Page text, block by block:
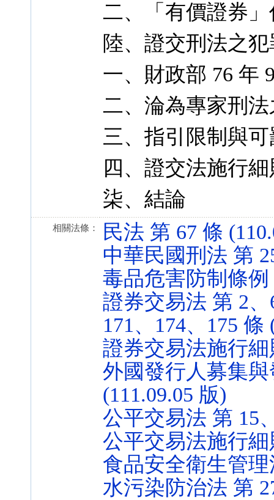
二、「有價證券
陸、證交刑法之
一、財政部 76 年
二、淪為專家刑
三、指引限制與
四、證交法施行
柒、結論
相關法條：
民法 第 67 條
中華民國刑法 第
毒品危害防制條例
證券交易法 第 2、
171、174、175 條
證券交易法施行細
外國發行人募集
(111.09.05 版)
公平交易法 第 15
公平交易法施行細
食品安全衛生管理
水污染防治法 第